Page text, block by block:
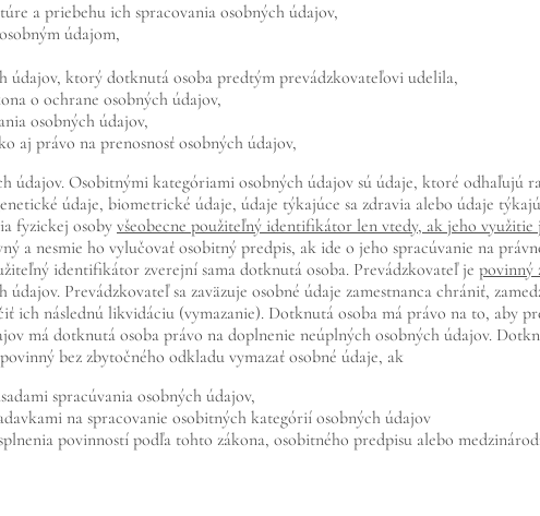
a priebehu ich spracovania osobných údajov,
údajom,
údajov, ktorý dotknutá osoba predtým prevádzkovateľovi udelila,
o ochrane osobných údajov,
osobných údajov,
aj právo na prenosnosť osobných údajov,
údajov. Osobitnými kategóriami osobných údajov sú údaje, ktoré
údaje, biometrické údaje, údaje týkajúce sa zdravia alebo údaje
fyzickej osoby všeobecne použiteľný identifikátor len vtedy, ak jeho
a nesmie ho vylučovať osobitný predpis, ak ide o jeho spracúvanie na
identifikátor zverejní sama dotknutá osoba. Prevádzkovateľ je povinný
Prevádzkovateľ sa zaväzuje osobné údaje zamestnanca chrániť,
ich následnú likvidáciu (vymazanie). Dotknutá osoba má právo na to, aby
má dotknutá osoba právo na doplnenie neúplných osobných údajov.
bez zbytočného odkladu vymazať osobné údaje, ak
spracúvania osobných údajov,
na spracovanie osobitných kategórií osobných údajov
povinností podľa tohto zákona, osobitného predpisu alebo